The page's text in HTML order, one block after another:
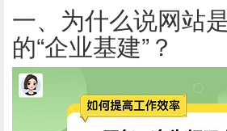
一、为什么说网站
的“企业基建”？